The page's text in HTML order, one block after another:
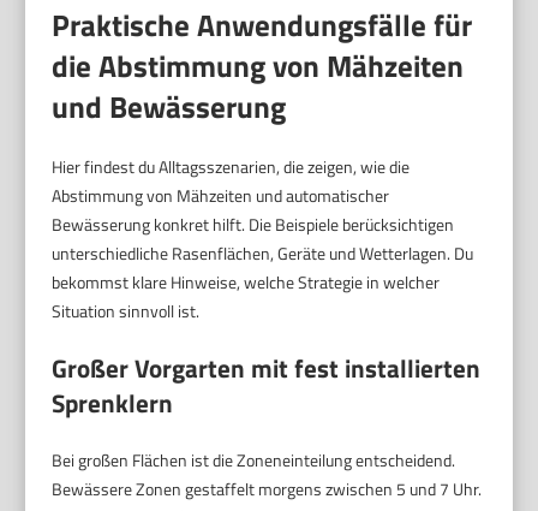
Praktische Anwendungsfälle für
die Abstimmung von Mähzeiten
und Bewässerung
Hier findest du Alltagsszenarien, die zeigen, wie die
Abstimmung von Mähzeiten und automatischer
Bewässerung konkret hilft. Die Beispiele berücksichtigen
unterschiedliche Rasenflächen, Geräte und Wetterlagen. Du
bekommst klare Hinweise, welche Strategie in welcher
Situation sinnvoll ist.
Großer Vorgarten mit fest installierten
Sprenklern
Bei großen Flächen ist die Zoneneinteilung entscheidend.
Bewässere Zonen gestaffelt morgens zwischen 5 und 7 Uhr.